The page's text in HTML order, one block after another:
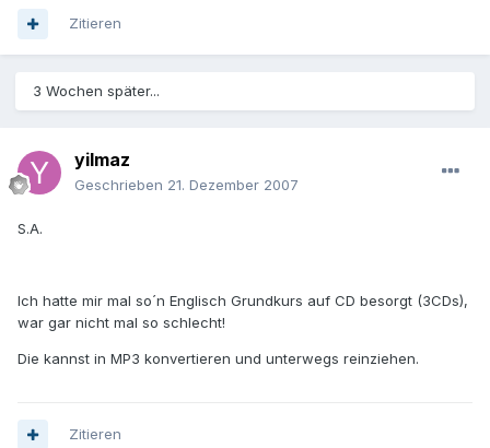
Zitieren
3 Wochen später...
yilmaz
Geschrieben 21. Dezember 2007
S.A.
Ich hatte mir mal so´n Englisch Grundkurs auf CD besorgt (3CDs),
war gar nicht mal so schlecht!
Die kannst in MP3 konvertieren und unterwegs reinziehen.
Zitieren